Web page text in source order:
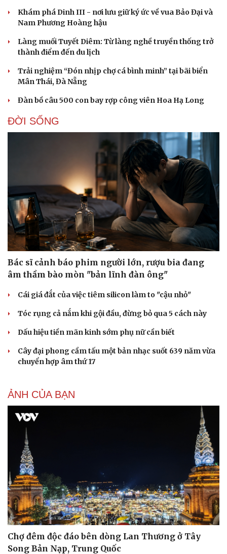
Du lịch
Săn Tour
check-in
Podcast
Đọc truyện đêm khuya
Khám phá Dinh III - nơi lưu giữ ký ức về vua Bảo Đại và
Nam Phương Hoàng hậu
Làng muối Tuyết Diêm: Từ làng nghề truyền thống trở
thành điểm đến du lịch
Trải nghiệm “Đón nhịp chợ cá bình minh” tại bãi biển
Mân Thái, Đà Nẵng
Đàn bồ câu 500 con bay rợp công viên Hoa Hạ Long
ĐỜI SỐNG
Bác sĩ cảnh báo phim người lớn, rượu bia đang
âm thầm bào mòn "bản lĩnh đàn ông"
Cái giá đắt của việc tiêm silicon làm to "cậu nhỏ"
Tóc rụng cả nắm khi gội đầu, đừng bỏ qua 5 cách này
Dấu hiệu tiền mãn kinh sớm phụ nữ cần biết
Cây đại phong cầm tấu một bản nhạc suốt 639 năm vừa
chuyển hợp âm thứ 17
ẢNH CỦA BẠN
Chợ đêm độc đáo bên dòng Lan Thương ở Tây
Song Bản Nạp, Trung Quốc